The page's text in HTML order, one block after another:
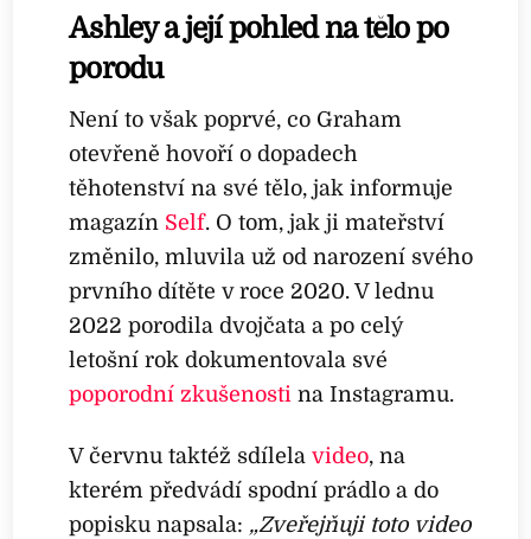
Ashley a její pohled na tělo po
porodu
Není to však poprvé, co Graham
otevřeně hovoří o dopadech
těhotenství na své tělo, jak informuje
magazín Self. O tom, jak ji mateřství
změnilo, mluvila už od narození svého
prvního dítěte v roce 2020. V lednu
2022 porodila dvojčata a po celý
letošní rok dokumentovala své
poporodní zkušenosti na Instagramu.
V červnu taktéž sdílelavideo, na
kterém předvádí spodní prádlo a do
popisku napsala: „Zveřejňuji toto video